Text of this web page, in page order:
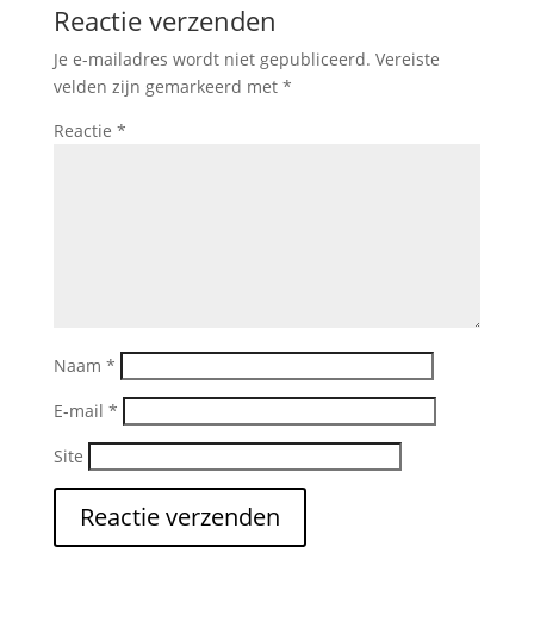
Reactie verzenden
Je e-mailadres wordt niet gepubliceerd. Vereiste
velden zijn gemarkeerd met *
Reactie *
Naam *
E-mail *
Site